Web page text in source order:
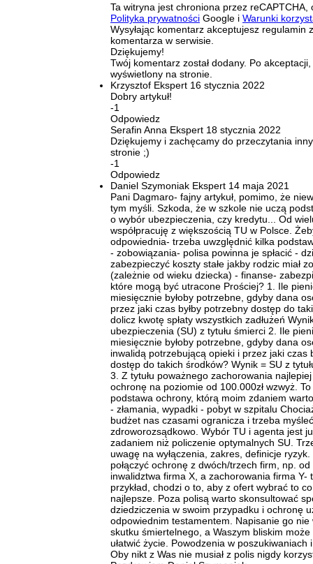
Ta witryna jest chroniona przez reCAPTCHA,
Polityka prywatności Google i Warunki
Wysyłając komentarz akceptujesz regulamin
komentarza w serwisie.
Dziękujemy!
Twój komentarz został dodany. Po
wyświetlony na stronie.
Krzysztof Ekspert 16 stycznia 2022
Dobry artykuł!
-1
Odpowiedz
Serafin Anna Ekspert 18 stycznia 2022
Dziękujemy i zachęcamy do przeczytania
stronie ;)
-1
Odpowiedz
Daniel Szymoniak Ekspert 14 maja 2021
Pani Dagmaro- fajny artykuł, pomimo, że
tym myśli. Szkoda, że w szkole nie uczą
o wybór ubezpieczenia, czy kredytu... Od
współpracuję z większością TU w Polsce.
odpowiednia- trzeba uwzględnić kilka
- zobowiązania- polisa powinna je spłacić -
zabezpieczyć koszty stałe jakby rodzic miał
(zależnie od wieku dziecka) - finanse-
które mogą być utracone Prościej? 1. Ile
miesięcznie byłoby potrzebne, gdyby dana
przez jaki czas byłby potrzebny dostęp do
dolicz kwotę spłaty wszystkich zadłużeń
ubezpieczenia (SU) z tytułu śmierci 2. Ile
miesięcznie byłoby potrzebne, gdyby dana
inwalidą potrzebującą opieki i przez jaki czas
dostęp do takich środków? Wynik = SU z
3. Z tytułu poważnego zachorowania
ochronę na poziomie od 100.000zł wzwyż.
podstawa ochrony, którą moim zdaniem
- złamania, wypadki - pobyt w szpitalu
budżet nas czasami ogranicza i trzeba myśleć
zdroworozsądkowo. Wybór TU i agenta jest
zadaniem niż policzenie optymalnych SU.
uwagę na wyłączenia, zakres, definicje
połączyć ochronę z dwóch/trzech firm, np.
inwalidztwa firma X, a zachorowania firma Y-
przykład, chodzi o to, aby z ofert wybrać to
najlepsze. Poza polisą warto skonsultować
dziedziczenia w swoim przypadku i ochronę
odpowiednim testamentem. Napisanie go nie
skutku śmiertelnego, a Waszym bliskim może
ułatwić życie. Powodzenia w poszukiwaniach
Oby nikt z Was nie musiał z polis nigdy